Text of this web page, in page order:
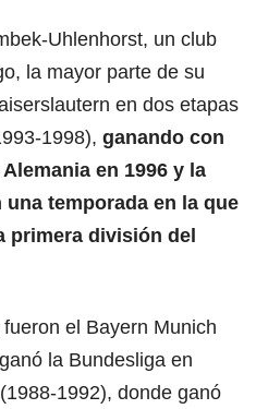
Uhlenhorst, un club
la mayor parte de su
en dos etapas
1998), ganando con
en 1996 y la
una temporada en la que
primera división del
el Bayern Munich
la Bundesliga en
1992), donde ganó